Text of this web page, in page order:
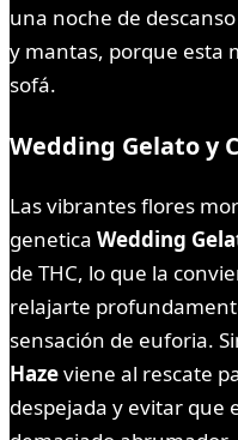
una noche de
y mantas, porque esta
sofá.
Wedding Gelato y
Las vibrantes flores
genetica Wedding
de THC, lo que la
relajarte
sensación de euforia.
Hazeviene al rescate
despejada y evitar que